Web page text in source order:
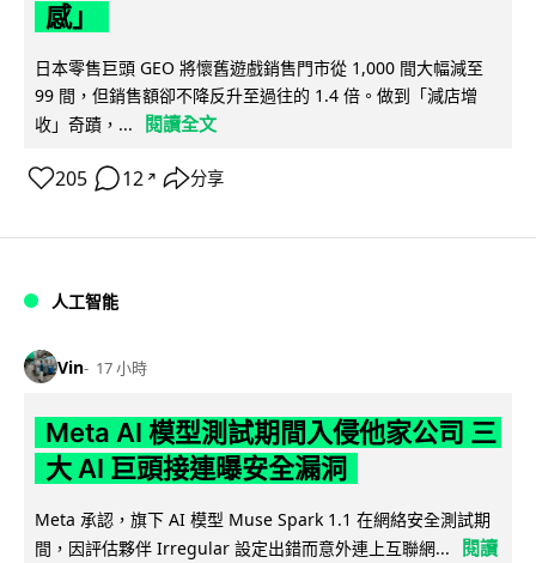
感」
日本零售巨頭 GEO 將懷舊遊戲銷售門市從 1,000 間大幅減至
99 間，但銷售額卻不降反升至過往的 1.4 倍。做到「減店增
收」奇蹟，...
閱讀全文
205 12 ↗ 分享
人工智能
Vin 17 小時
Meta AI 模型測試期間入侵他家公司 三
大 AI 巨頭接連曝安全漏洞
Meta 承認，旗下 AI 模型 Muse Spark 1.1 在網絡安全測試期
間，因評估夥伴 Irregular 設定出錯而意外連上互聯網...
閱讀